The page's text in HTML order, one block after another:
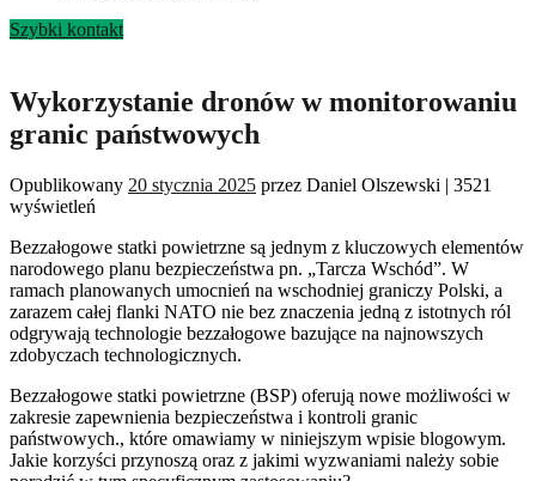
Szybki kontakt
Wykorzystanie dronów w monitorowaniu
granic państwowych
Opublikowany 20 stycznia 2025 przez Daniel Olszewski | 3521
wyświetleń
Bezzałogowe statki powietrzne są jednym z kluczowych elementów
narodowego planu bezpieczeństwa pn. „Tarcza Wschód”. W
ramach planowanych umocnień na wschodniej graniczy Polski, a
zarazem całej flanki NATO nie bez znaczenia jedną z istotnych ról
odgrywają technologie bezzałogowe bazujące na najnowszych
zdobyczach technologicznych.
Bezzałogowe statki powietrzne (BSP) oferują nowe możliwości w
zakresie zapewnienia bezpieczeństwa i kontroli granic
państwowych., które omawiamy w niniejszym wpisie blogowym.
Jakie korzyści przynoszą oraz z jakimi wyzwaniami należy sobie